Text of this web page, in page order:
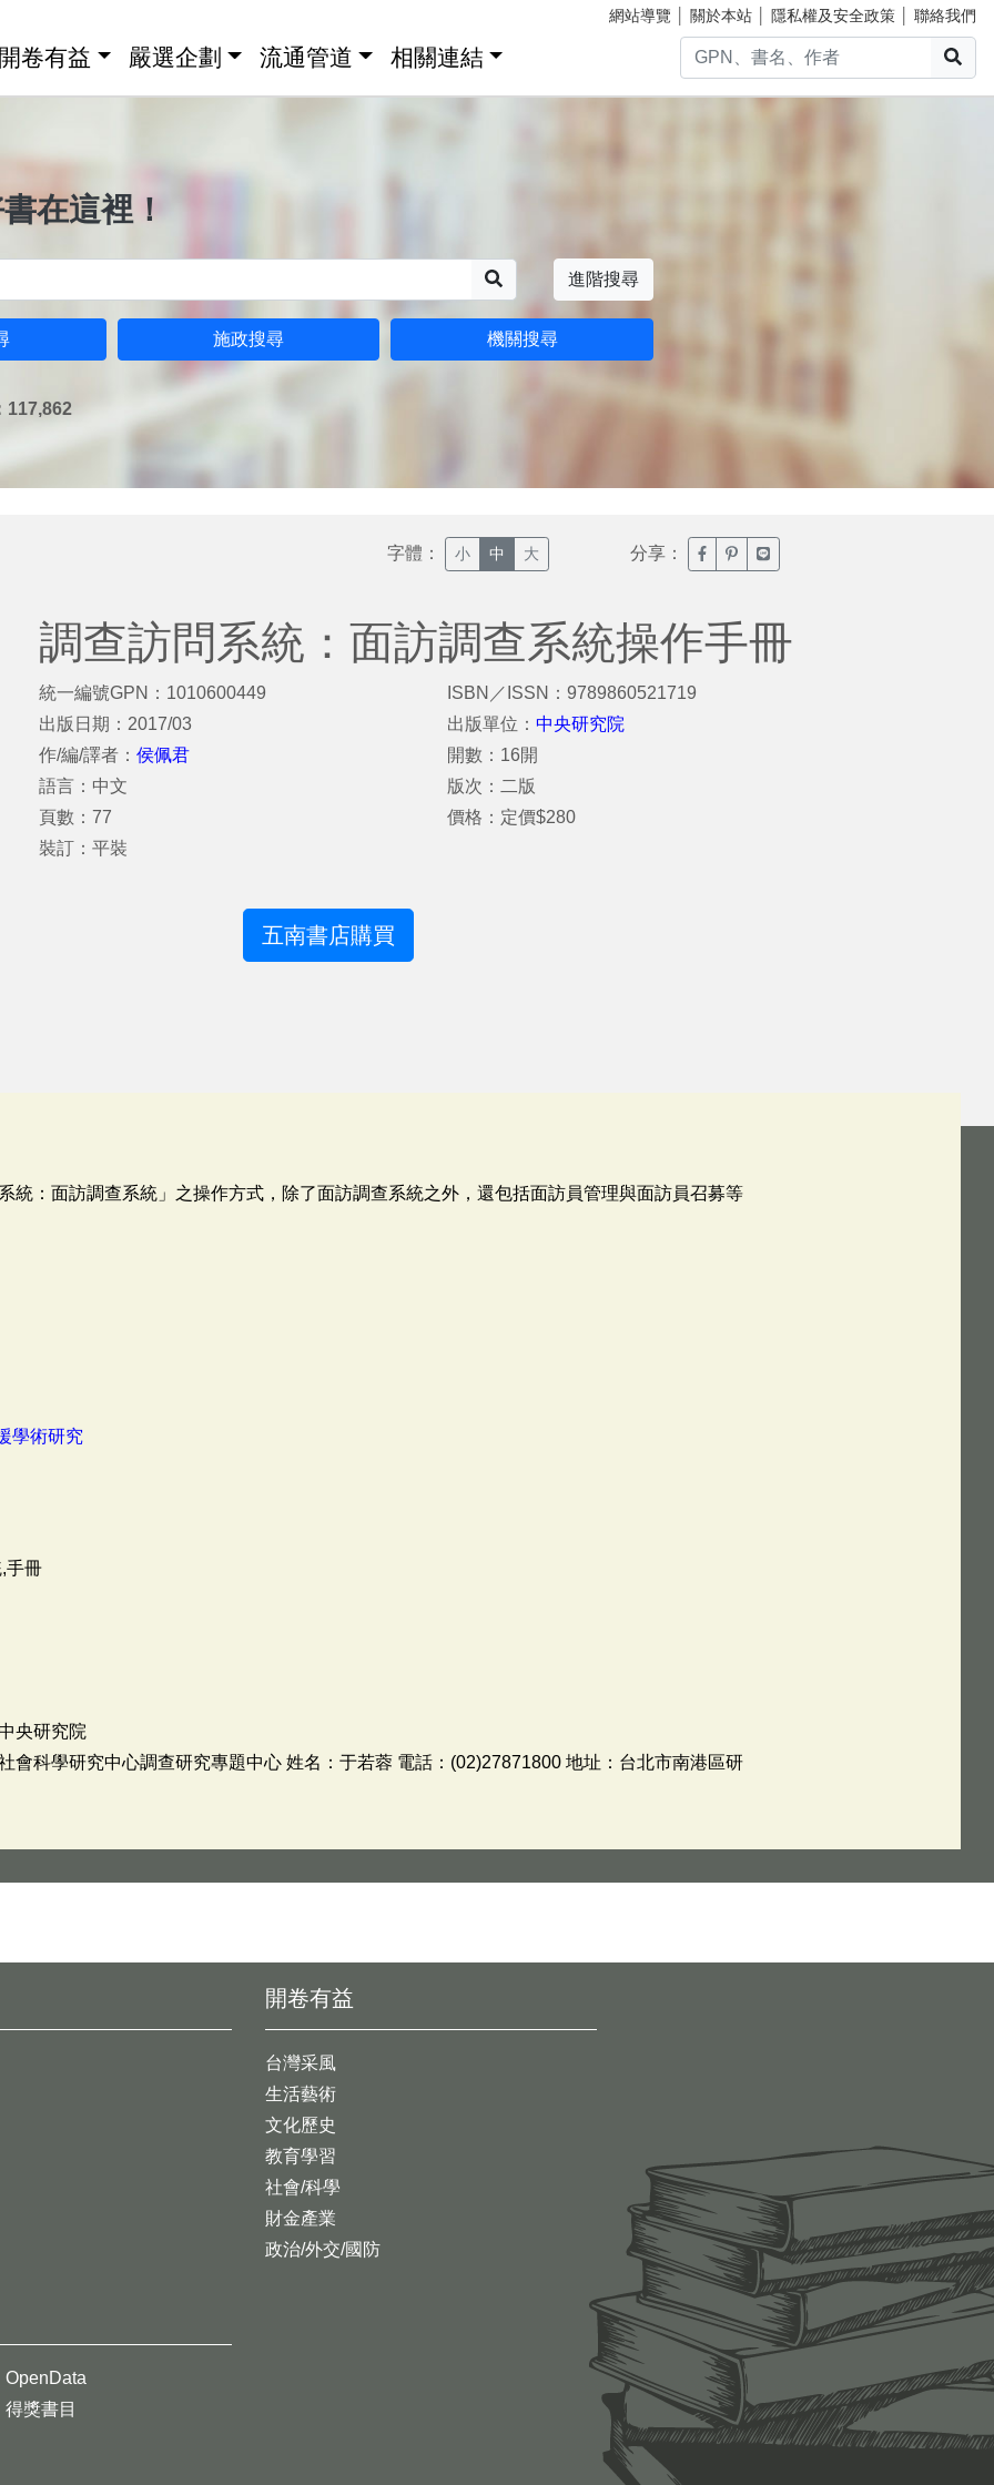
網站導覽 關於本站 隱私權及安全政策 聯絡我們
卷有益 嚴選企劃 流通管道 相關連結
在這裡！
進階搜尋
施政搜尋 機關搜尋
117,862
字體： 小 中 大 分享： 臉書分享(另開新視窗)
噗浪分享(另開新視窗)
Line分享(另開新視窗)
調查訪問系統：面訪調查系統操作手冊
統一編號GPN：1010600449
出版日期：2017/03
作/編/譯者： 侯佩君
語言：中文
頁數：77
裝訂：平裝
ISBN／ISSN：9789860521719
出版單位：中央研究院
開數：16開
版次：二版
價格：定價$280
五南書店購買
統：面訪調查系統」之操作方式，除了面訪調查系統之外，還包括面訪員管理與面訪員召募等
學術研究
手冊
央研究院
會科學研究中心調查研究專題中心 姓名：于若蓉 電話：(02)27871800 地址：台北市南港區研
開卷有益
台灣采風
生活藝術
文化歷史
教育學習
社會/科學
財金產業
政治/外交/國防
OpenData
得獎書目